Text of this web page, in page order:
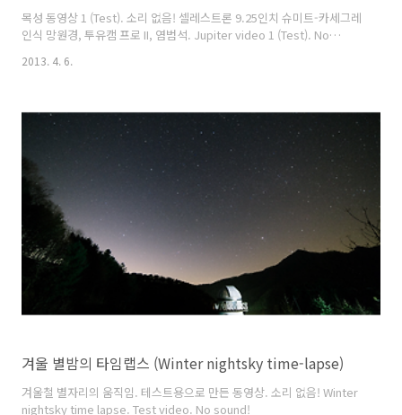
목성 동영상 1 (Test). 소리 없음! 셀레스트론 9.25인치 슈미트-카세그레
인식 망원경, 투유캠 프로 II, 염범석. Jupiter video 1 (Test). No
ToUcam Pro II, Bum-Suk Yeom.
2013. 4. 6.
겨울 별밤의 타임랩스 (Winter nightsky time-lapse)
겨울철 별자리의 움직임. 테스트용으로 만든 동영상. 소리 없음! Winter
nightsky time lapse. Test video. No sound!